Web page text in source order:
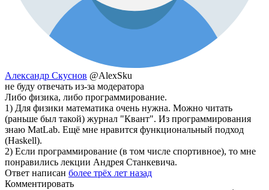
Александр Скуснов @AlexSku
не буду отвечать из-за модератора
Либо физика, либо программирование.
1) Для физики математика очень нужна. Можно читать
(раньше был такой) журнал "Квант". Из программирования
знаю MatLab. Ещё мне нравится функциональный подход
(Haskell).
2) Если программирование (в том числе спортивное), то мне
понравились лекции Андрея Станкевича.
Ответ написан более трёх лет назад
Комментировать